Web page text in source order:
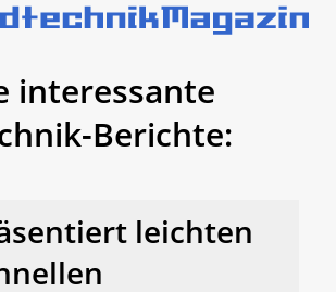
interessante
Berichte:
leichten